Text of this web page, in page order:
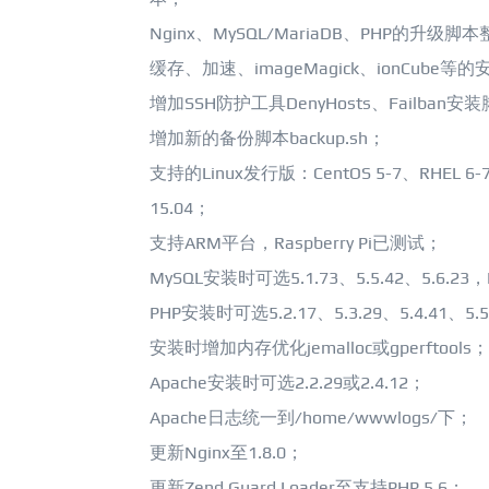
Nginx、MySQL/MariaDB、PHP的升级脚本
缓存、加速、imageMagick、ionCube等的
增加SSH防护工具DenyHosts、Failban安
增加新的备份脚本backup.sh；
支持的Linux发行版：CentOS 5-7、RHEL
15.04；
支持ARM平台，Raspberry Pi已测试；
MySQL安装时可选5.1.73、5.5.42、5.6.23
PHP安装时可选5.2.17、5.3.29、5.4.41、
安装时增加内存优化jemalloc或gperftools；
Apache安装时可选2.2.29或2.4.12；
Apache日志统一到/home/wwwlogs/下；
更新Nginx至1.8.0；